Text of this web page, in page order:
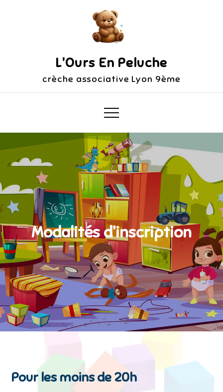
L'Ours En Peluche
crèche associative Lyon 9ème
Modalités d’inscription
Pour les moins de 20h